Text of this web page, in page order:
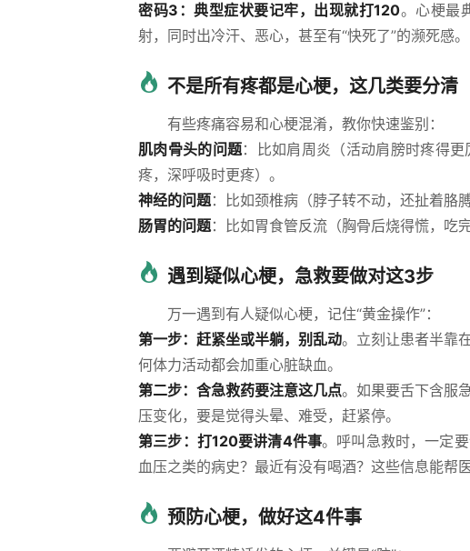
密码3：典型症状要记牢，出现就打120。心梗最
射，同时出冷汗、恶心，甚至有“快死了”的濒死感
不是所有疼都是心梗，这几类要分清
有些疼痛容易和心梗混淆，教你快速鉴别：
肌肉骨头的问题：比如肩周炎（活动肩膀时疼得
疼，深呼吸时更疼）。
神经的问题：比如颈椎病（脖子转不动，还扯着胳
肠胃的问题：比如胃食管反流（胸骨后烧得慌，吃
遇到疑似心梗，急救要做对这3步
万一遇到有人疑似心梗，记住“黄金操作”：
第一步：赶紧坐或半躺，别乱动。立刻让患者半靠
何体力活动都会加重心脏缺血。
第二步：含急救药要注意这几点。如果要舌下含服
压变化，要是觉得头晕、难受，赶紧停。
第三步：打120要讲清4件事。呼叫急救时，一定
血压之类的病史？最近有没有喝酒？这些信息能帮
预防心梗，做好这4件事